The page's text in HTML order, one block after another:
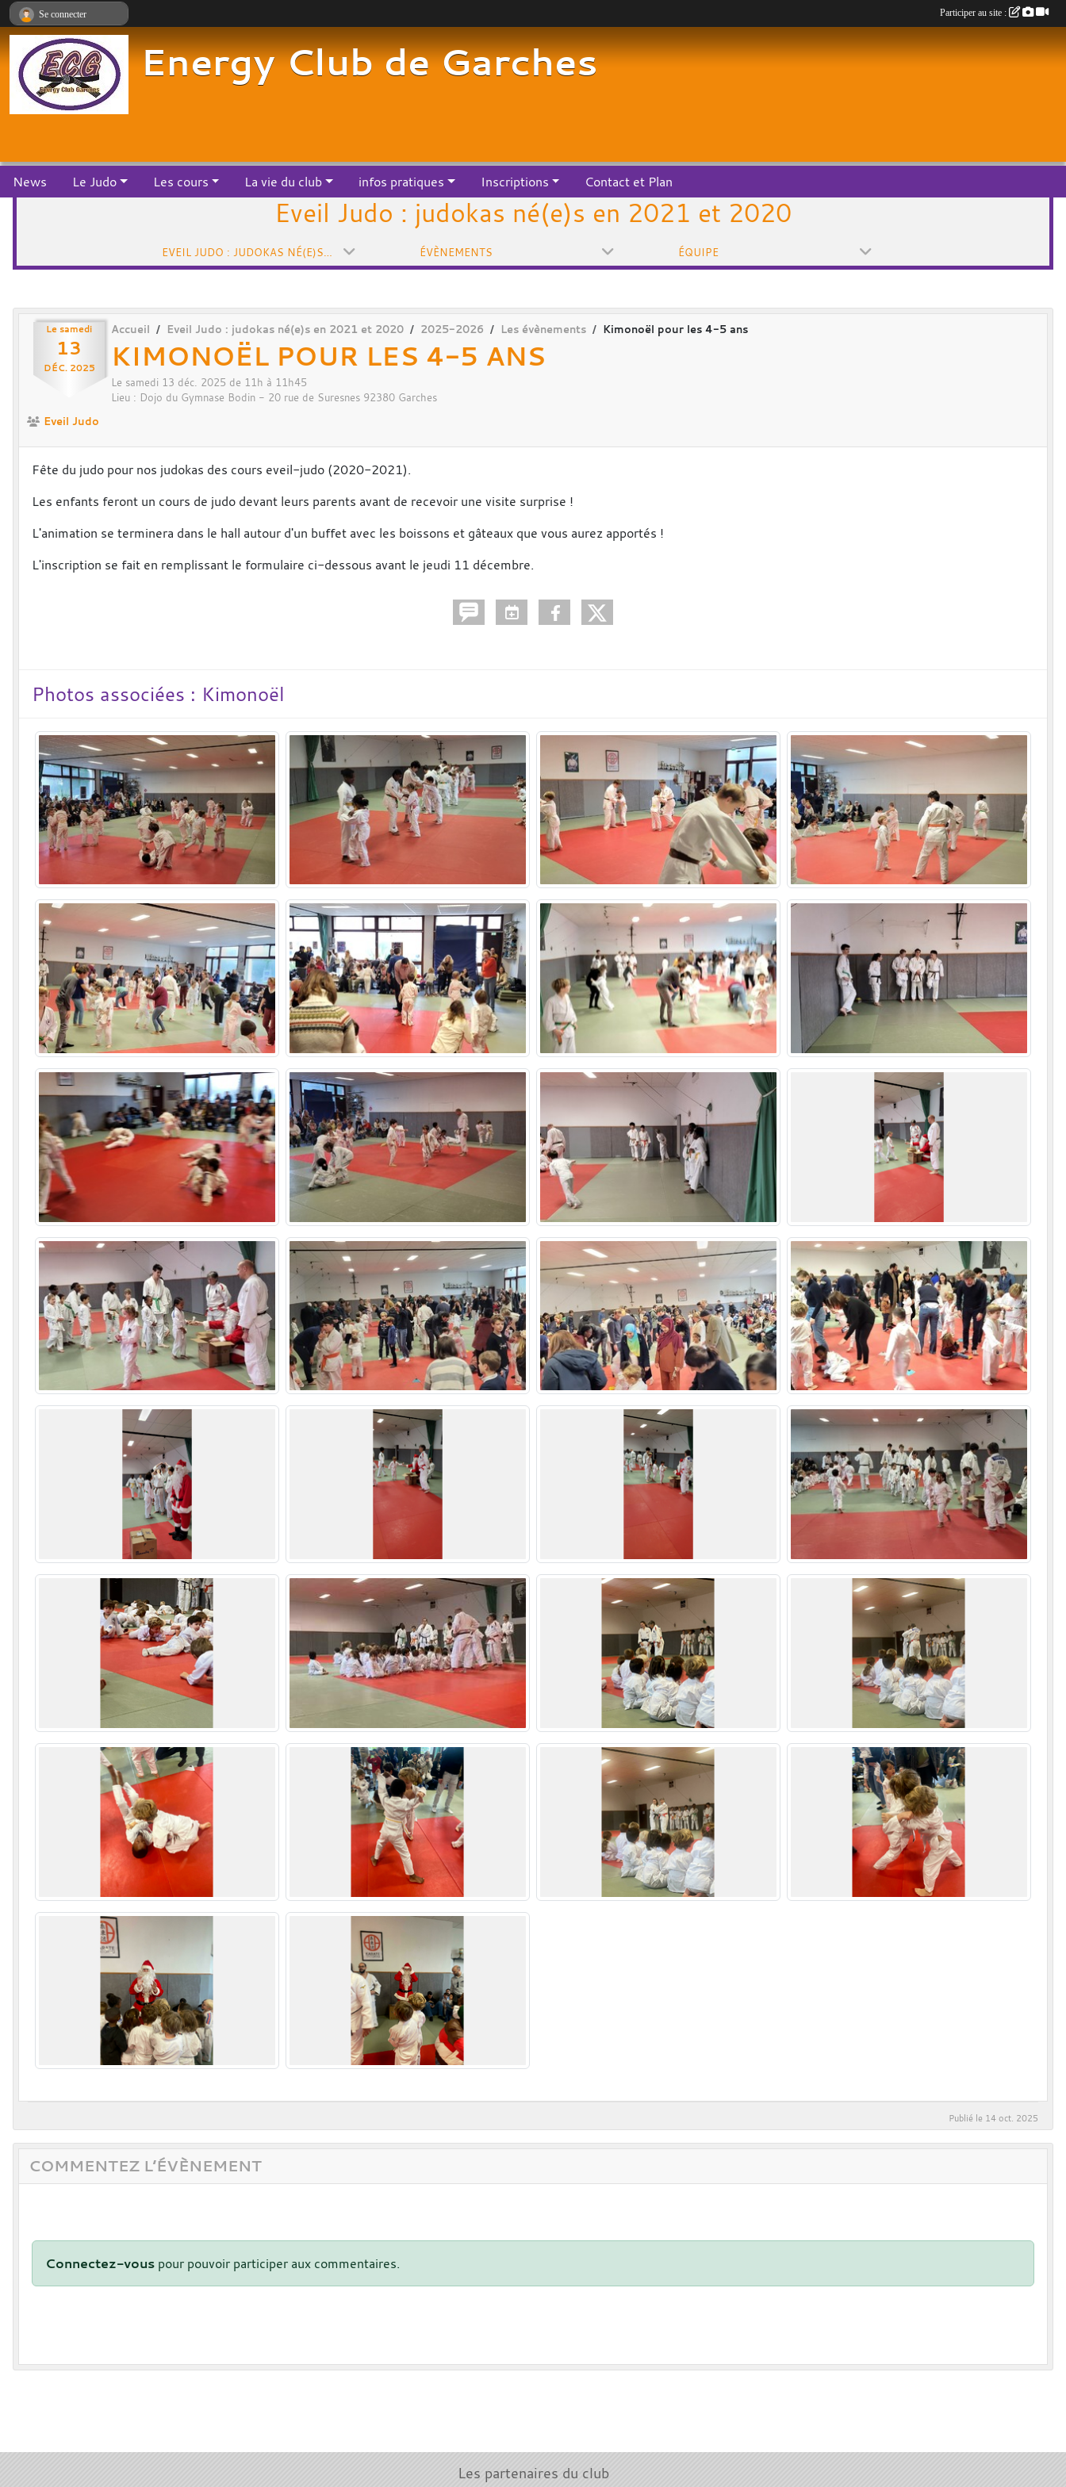
Energy Club de Garches
News Le Judo Les cours La vie du club infos pratiques Inscriptions Contact et Plan
Eveil Judo : judokas né(e)s en 2021 et 2020
EVEIL JUDO : JUDOKAS NÉ(E)S EN 2021 ET 2020 ÉVÈNEMENTS ÉQUIPE
Le samedi
13
DÉC. 2025
Accueil Eveil Judo : judokas né(e)s en 2021 et 2020 2025-2026 Les évènements Kimonoël pour les 4-5 ans
KIMONOËL POUR LES 4-5 ANS
Le samedi 13 déc. 2025 de 11h à 11h45
Lieu : Dojo du Gymnase Bodin - 20 rue de Suresnes 92380 Garches
Eveil Judo
Fête du judo pour nos judokas des cours eveil-judo (2020-2021).
Les enfants feront un cours de judo devant leurs parents avant de recevoir une visite surprise !
L'animation se terminera dans le hall autour d'un buffet avec les boissons et gâteaux que vous aurez apportés !
L'inscription se fait en remplissant le formulaire ci-dessous avant le jeudi 11 décembre.
Photos associées : Kimonoël
Publié le 14 oct. 2025
COMMENTEZ L’ÉVÈNEMENT
Connectez-vous pour pouvoir participer aux commentaires.
Les partenaires du club
Se connecter Participer au site :
Panneau de gestion des cookies